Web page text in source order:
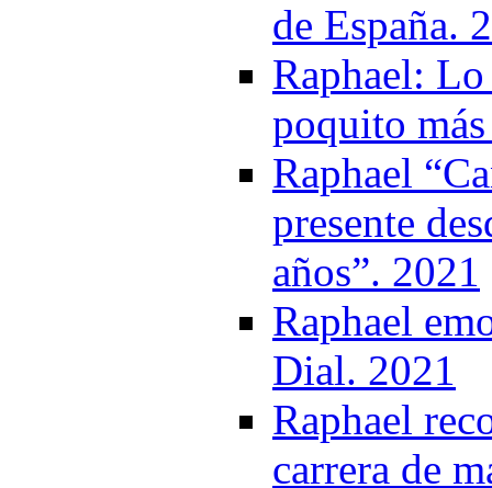
de España.
Raphael:
poquito
Raphael
presente
años”. 2021
Raphael
Dial. 2021
Raphael
carrera de